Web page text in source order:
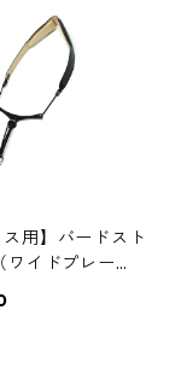
ス用】バードスト
ワイドプレー